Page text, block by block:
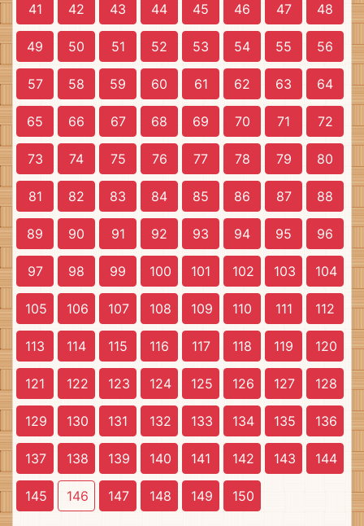
41 42 43 44 45 46 47 48
49 50 51 52 53 54 55 56
57 58 59 60 61 62 63 64
65 66 67 68 69 70 71 72
73 74 75 76 77 78 79 80
81 82 83 84 85 86 87 88
89 90 91 92 93 94 95 96
97 98 99 100 101 102 103 104
105 106 107 108 109 110 111 112
113 114 115 116 117 118 119 120
121 122 123 124 125 126 127 128
129 130 131 132 133 134 135 136
137 138 139 140 141 142 143 144
145 146 147 148 149 150